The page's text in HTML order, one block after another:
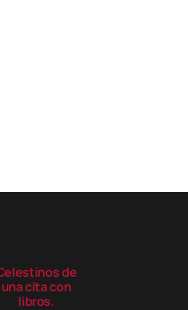
de
una cita con
libros.